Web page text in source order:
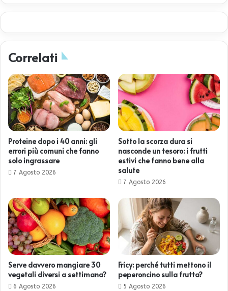
Correlati
Proteine dopo i 40 anni: gli
errori più comuni che fanno
solo ingrassare
7 Agosto 2026
Sotto la scorza dura si
nasconde un tesoro: i frutti
estivi che fanno bene alla
salute
7 Agosto 2026
Serve davvero mangiare 30
vegetali diversi a settimana?
6 Agosto 2026
Fricy: perché tutti mettono il
peperoncino sulla frutta?
5 Agosto 2026